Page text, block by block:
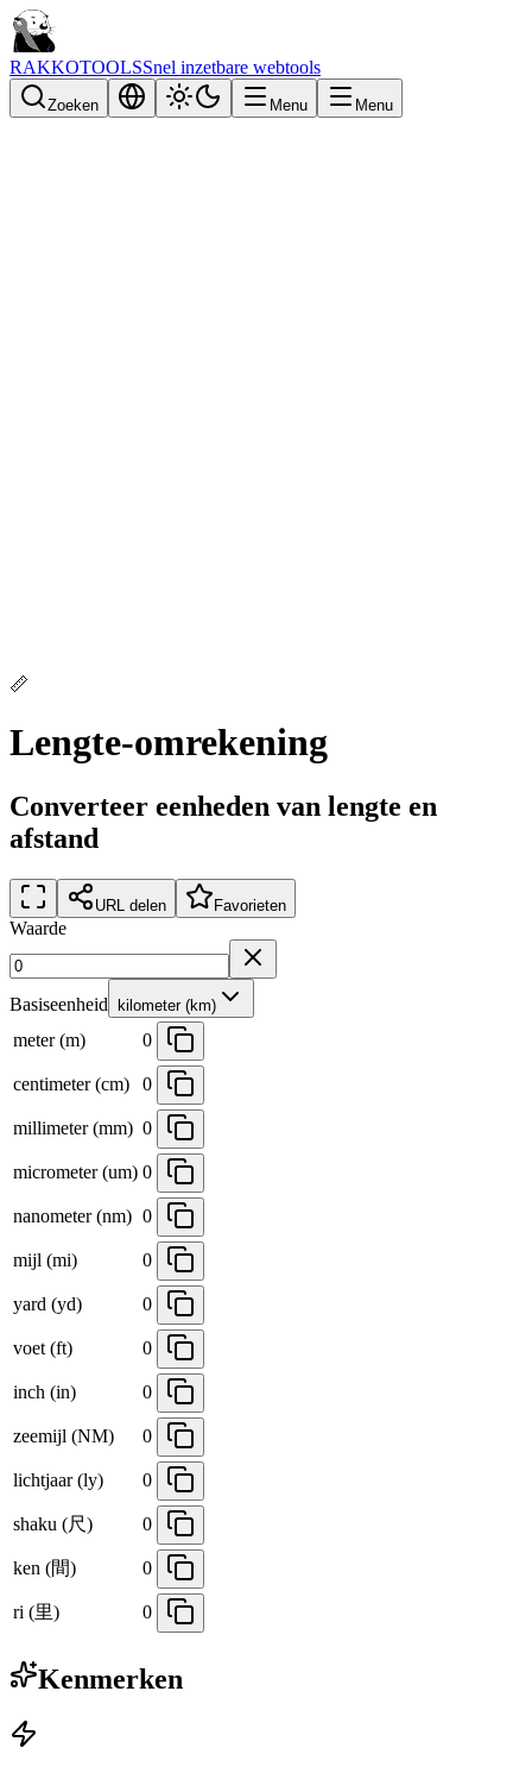
RAKKOTOOLSSnel inzetbare webtools
Zoeken Menu Menu
📏
Lengte-omrekening
Converteer eenheden van lengte en
afstand
URL delen Favorieten
Waarde
Basiseenheid kilometer (km)
meter (m) 0
centimeter (cm) 0
millimeter (mm) 0
micrometer (um) 0
nanometer (nm) 0
mijl (mi) 0
yard (yd) 0
voet (ft) 0
inch (in) 0
zeemijl (NM) 0
lichtjaar (ly) 0
shaku (尺) 0
ken (間) 0
ri (里) 0
Kenmerken